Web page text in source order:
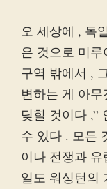
오 세상에 , 독
은 것으로 미
구역 밖에서 ,
변하는 게 아
딪힐 것이다 ,”
수 있다 . 모든
이나 전쟁과
일도 워싱턴의